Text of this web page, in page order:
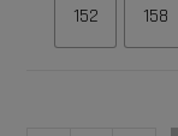
152 158